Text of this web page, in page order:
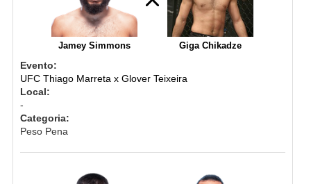
Jamey Simmons Giga Chikadze
Evento:
UFC Thiago Marreta x Glover Teixeira
Local:
-
Categoria:
Peso Pena